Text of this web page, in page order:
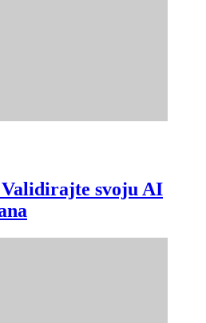
Validirajte svoju AI